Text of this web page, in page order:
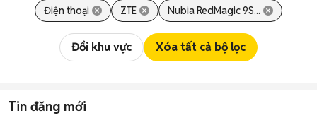
Điện thoại ZTE Nubia RedMagic 9S...
Đổi khu vực Xóa tất cả bộ lọc
Tin đăng mới